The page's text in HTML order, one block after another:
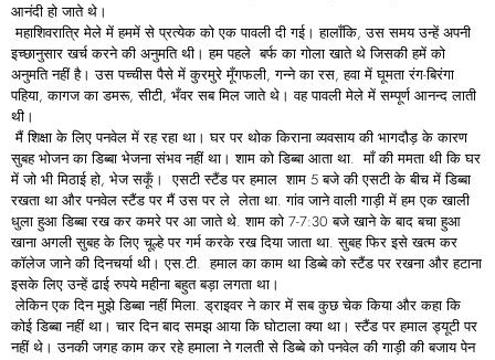
आनंदी हो जाते थे।
महाशिवरात्रि मेले में हममें से प्रत्येक को एक पावली दी गई। हालाँकि, उस समय उन्हें अपनी
इच्छानुसार खर्च करने की अनुमति थी। हम पहले बर्फ का गोला खाते थे जिसकी हमें को
अनुमति नहीं है। उस पच्चीस पैसे में कुरमुरे मूँगफली, गन्ने का रस, हवा में घूमता रंग-बिरंगा
पहिया, कागज का डमरू, सीटी, भँवर सब मिल जाते थे। वह पावली मेले में सम्पूर्ण आनन्द लाती
थी।
मैं शिक्षा के लिए पनवेल में रह रहा था। घर पर थोक किराना व्यवसाय की भागदौड़ के कारण
सुबह भोजन का डिब्बा भेजना संभव नहीं था। शाम को डिब्बा आता था. माँ की ममता थी कि घर
में जो भी मिठाई हो, भेज सकूँ। एसटी स्टैंड पर हमाल शाम 5 बजे की एसटी के बीच में डिब्बा
रखता था और पनवेल स्टैंड पर मैं उस पर ले लेता था. गांव जाने वाली गाड़ी में हम एक खाली
धुला हुआ डिब्बा रख कर कमरे पर आ जाते थे. शाम को 7-7:30 बजे खाने के बाद बचा हुआ
खाना अगली सुबह के लिए चूल्हे पर गर्म करके रख दिया जाता था. सुबह फिर इसे खत्म कर
कॉलेज जाने की दिनचर्या थी। एस.टी. हमाल का काम था डिब्बे को स्टैंड पर रखना और हटाना
इसके लिए उन्हें ढाई रुपये महीना बहुत बड़ा लगता था।
लेकिन एक दिन मुझे डिब्बा नहीं मिला. ड्राइवर ने कार में सब कुछ चेक किया और कहा कि
कोई डिब्बा नहीं था। चार दिन बाद समझ आया कि घोटाला क्या था। स्टैंड पर हमाल ड्यूटी पर
नहीं थे। उनकी जगह काम कर रहे हमाला ने गलती से डिब्बे को पनवेल की गाड़ी की बजाय पेन